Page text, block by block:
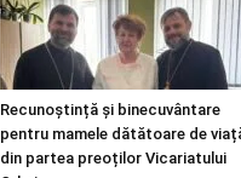
Recunoștință și binecuvântare
pentru mamele dătătoare de
din partea preoților Vicariatului